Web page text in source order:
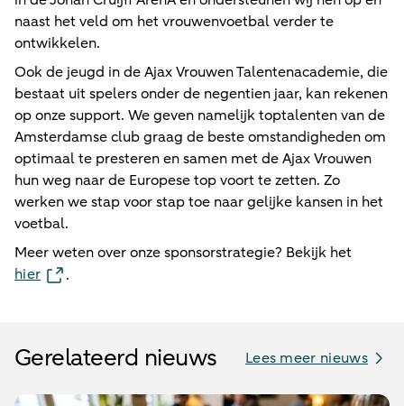
naast het veld om het vrouwenvoetbal verder te
ontwikkelen.
Ook de jeugd in de Ajax Vrouwen Talentenacademie, die
bestaat uit spelers onder de negentien jaar, kan rekenen
op onze support. We geven namelijk toptalenten van de
Amsterdamse club graag de beste omstandigheden om
optimaal te presteren en samen met de Ajax Vrouwen
hun weg naar de Europese top voort te zetten. Zo
werken we stap voor stap toe naar gelijke kansen in het
voetbal.
Meer weten over onze sponsorstrategie? Bekijk het
hier
.
Gerelateerd nieuws Lees meer nieuws